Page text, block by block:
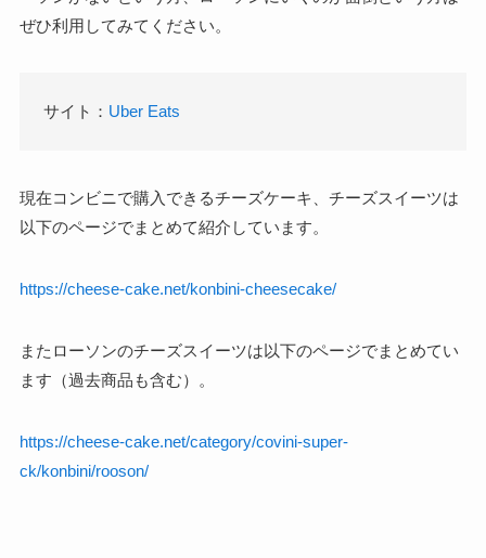
ぜひ利用してみてください。
サイト： Uber Eats
現在コンビニで購入できるチーズケーキ、チーズスイーツは
以下のページでまとめて紹介しています。
https://cheese-cake.net/konbini-cheesecake/
またローソンのチーズスイーツは以下のページでまとめてい
ます（過去商品も含む）。
https://cheese-cake.net/category/covini-super-
ck/konbini/rooson/